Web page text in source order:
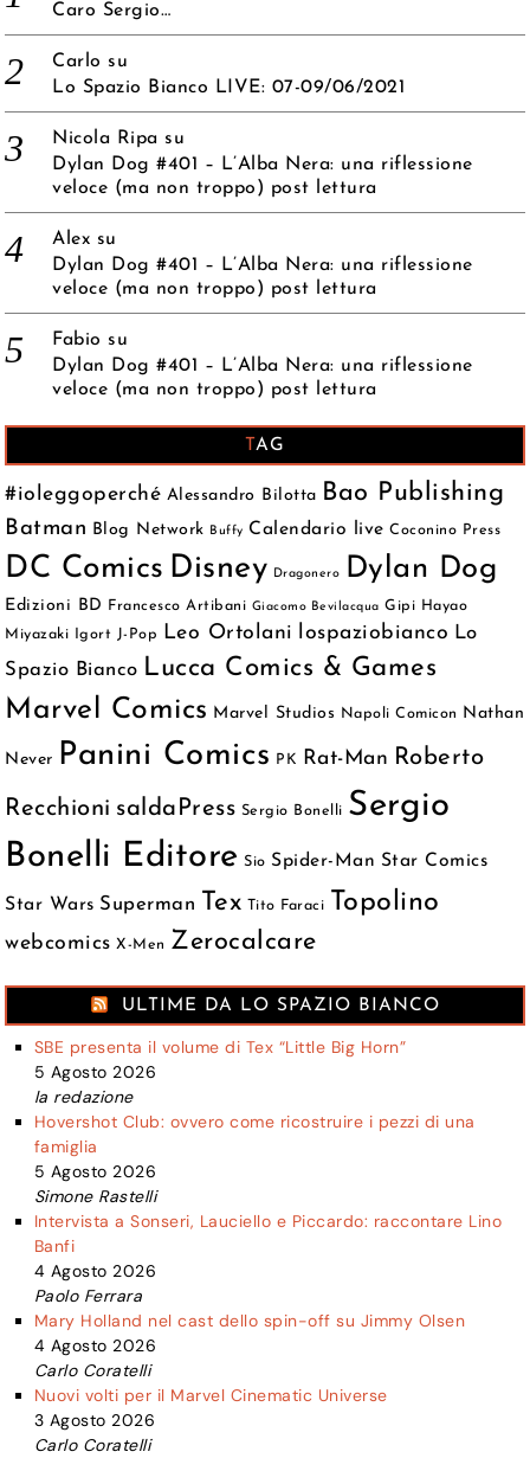
Caro Sergio…
Carlo su
Lo Spazio Bianco LIVE: 07-09/06/2021
Nicola Ripa su
Dylan Dog #401 – L’Alba Nera: una riflessione
veloce (ma non troppo) post lettura
Alex su
Dylan Dog #401 – L’Alba Nera: una riflessione
veloce (ma non troppo) post lettura
Fabio su
Dylan Dog #401 – L’Alba Nera: una riflessione
veloce (ma non troppo) post lettura
TAG
#ioleggoperché Alessandro Bilotta Bao Publishing
Batman Blog Network Buffy Calendario live Coconino Press
DC Comics Disney Dragonero Dylan Dog
Edizioni BD Francesco Artibani Giacomo Bevilacqua Gipi Hayao
Miyazaki
Igort J-Pop Leo Ortolani lospaziobianco Lo
Spazio Bianco Lucca Comics & Games
Marvel Comics Marvel Studios Napoli Comicon Nathan
Never Panini Comics PK Rat-Man Roberto
Recchioni saldaPress Sergio Bonelli Sergio
Bonelli Editore Sio Spider-Man Star Comics
Star Wars Superman Tex Tito Faraci Topolino
webcomics X-Men Zerocalcare
ULTIME DA LO SPAZIO BIANCO
SBE presenta il volume di Tex “Little Big Horn”
5 Agosto 2026
la redazione
Hovershot Club: ovvero come ricostruire i pezzi di una
famiglia
5 Agosto 2026
Simone Rastelli
Intervista a Sonseri, Lauciello e Piccardo: raccontare Lino
Banfi
4 Agosto 2026
Paolo Ferrara
Mary Holland nel cast dello spin-off su Jimmy Olsen
4 Agosto 2026
Carlo Coratelli
Nuovi volti per il Marvel Cinematic Universe
3 Agosto 2026
Carlo Coratelli